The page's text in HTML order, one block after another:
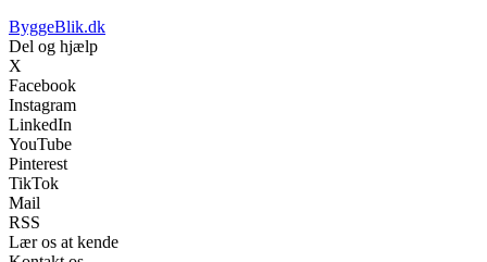
ByggeBlik.dk
Del og hjælp
X
Facebook
Instagram
LinkedIn
YouTube
Pinterest
TikTok
Mail
RSS
Lær os at kende